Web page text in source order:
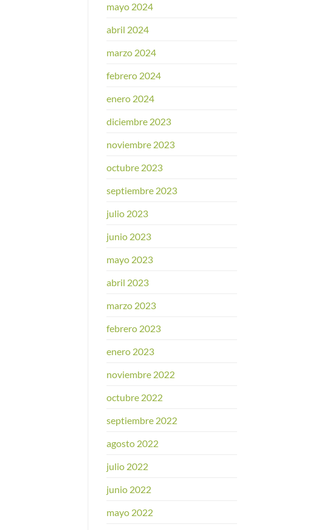
mayo 2024
abril 2024
marzo 2024
febrero 2024
enero 2024
diciembre 2023
noviembre 2023
octubre 2023
septiembre 2023
julio 2023
junio 2023
mayo 2023
abril 2023
marzo 2023
febrero 2023
enero 2023
noviembre 2022
octubre 2022
septiembre 2022
agosto 2022
julio 2022
junio 2022
mayo 2022